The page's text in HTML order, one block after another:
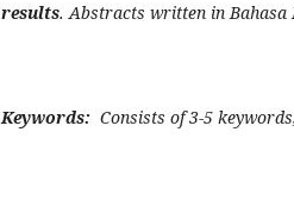
results. Abstracts written in Bahasa
Keywords: Consists of 3-5